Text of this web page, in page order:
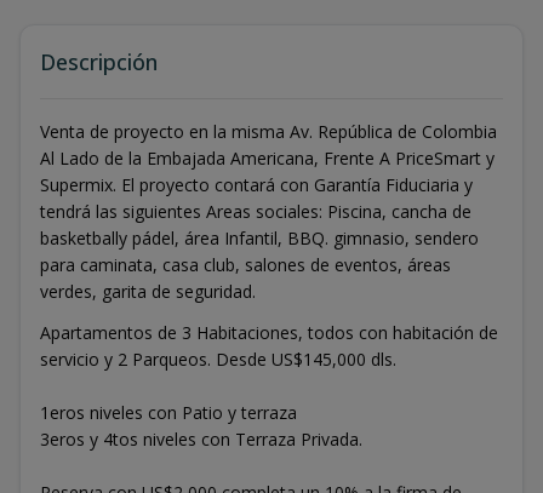
Descripción
Venta de proyecto en la misma Av. República de Colombia
Al Lado de la Embajada Americana, Frente A PriceSmart y
Supermix. El proyecto contará con Garantía Fiduciaria y
tendrá las siguientes Areas sociales: Piscina, cancha de
basketbally pádel, área Infantil, BBQ. gimnasio, sendero
para caminata, casa club, salones de eventos, áreas
verdes, garita de seguridad.
Apartamentos de 3 Habitaciones, todos con habitación de
servicio y 2 Parqueos. Desde US$145,000 dls.
1eros niveles con Patio y terraza
3eros y 4tos niveles con Terraza Privada.